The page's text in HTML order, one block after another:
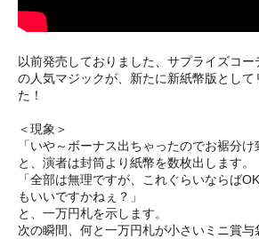
以前発売しておりました、サプライズコ
の人気マジックが、新たに新紙幣版として
た！
＜現象＞
「いや～ボーナス出ちゃったのでお裾分け
と、演者は封筒より紙幣を数枚出します。
「全部は無理ですが、これぐらいならば
もいいですかねぇ？」
と、一万円札を示します。
次の瞬間、何と一万円札が小さいミニ賞与